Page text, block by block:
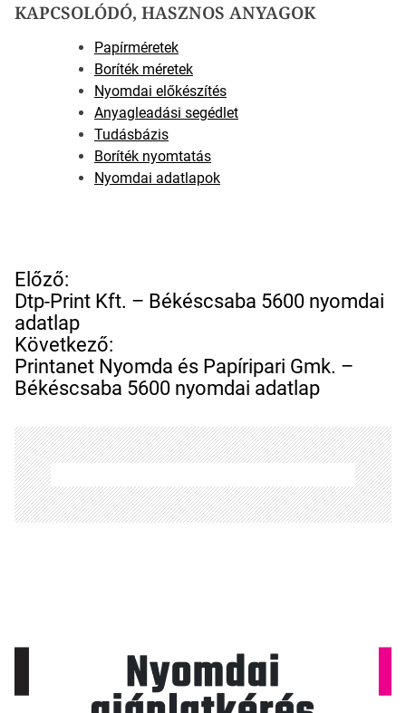
KAPCSOLÓDÓ, HASZNOS ANYAGOK
Papírméretek
Boríték méretek
Nyomdai előkészítés
Anyagleadási segédlet
Tudásbázis
Boríték nyomtatás
Nyomdai adatlapok
B
e
j
e
g
y
z
é
s
n
a
v
ó
Előző:
Dtp-Print Kft. – Békéscsaba 5600 nyomdai
adatlap
Következő:
Printanet Nyomda és Papíripari Gmk. –
Békéscsaba 5600 nyomdai adatlap